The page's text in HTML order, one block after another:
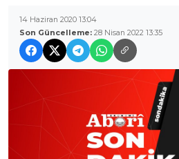
14 Haziran 2020 13:04
Son Güncelleme: 28 Nisan 2022 13:35